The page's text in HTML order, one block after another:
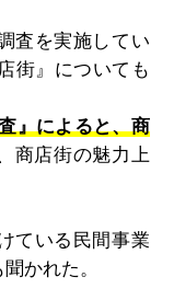
査を実施してい
街』についても
』によると、商
商店街の魅力上
ている民間事業
かれた。